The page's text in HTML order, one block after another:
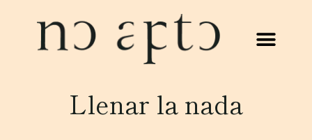
Llenar la nada